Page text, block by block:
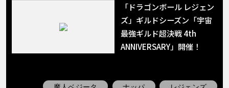
「ドラゴンボール レジェン
ズ」ギルドシーズン「宇宙
最強ギルド超決戦 4th
ANNIVERSARY」開催！